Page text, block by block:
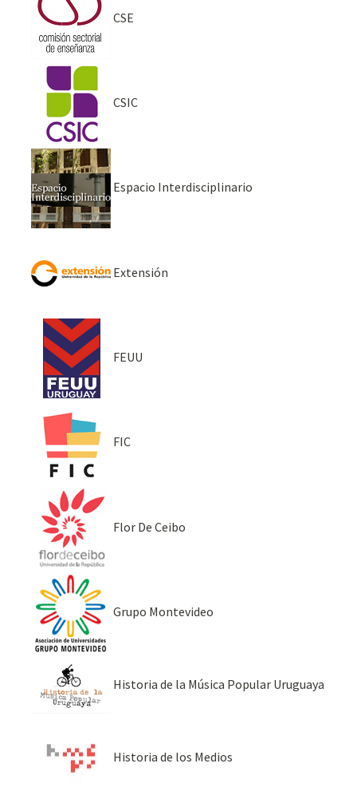
CSE
CSIC
Espacio Interdisciplinario
Extensión
FEUU
FIC
Flor De Ceibo
Grupo Montevideo
Historia de la Música Popular Uruguaya
Historia de los Medios